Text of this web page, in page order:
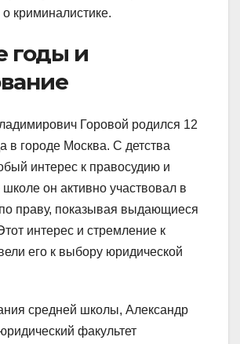
о криминалистике.
годы и
Горовой родился 12
в городе Москва. С детства
интерес к правосудию и
школе он активно участвовал в
праву, показывая выдающиеся
интерес и стремление к
его к выбору юридической
средней школы, Александр
факультет